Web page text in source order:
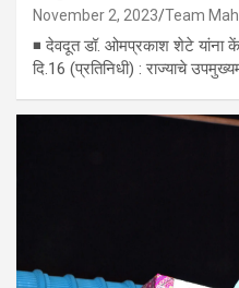
November 2, 2023 Team
◾ देवदूत डॉ. ओमप्रकाश शेटे यांना
दि.16 (प्रतिनिधी) : राज्याचे